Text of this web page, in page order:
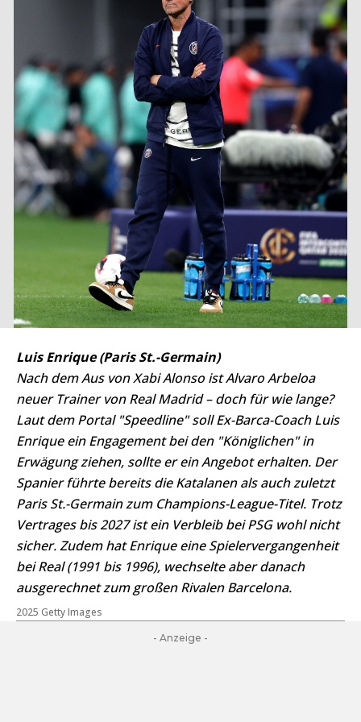
Luis Enrique (Paris St.-Germain)
Nach dem Aus von Xabi Alonso ist Alvaro Arbeloa
neuer Trainer von Real Madrid – doch für wie lange?
Laut dem Portal "Speedline" soll Ex-Barca-Coach Luis
Enrique ein Engagement bei den "Königlichen" in
Erwägung ziehen, sollte er ein Angebot erhalten. Der
Spanier führte bereits die Katalanen als auch zuletzt
Paris St.-Germain zum Champions-League-Titel. Trotz
Vertrages bis 2027 ist ein Verbleib bei PSG wohl nicht
sicher. Zudem hat Enrique eine Spielervergangenheit
bei Real (1991 bis 1996), wechselte aber danach
ausgerechnet zum großen Rivalen Barcelona.
2025 Getty Images
- Anzeige -